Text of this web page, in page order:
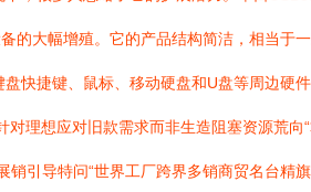
的大幅增殖。它的产品结构简洁，相当于
快捷键、鼠标、移动硬盘和U盘等周边硬
理想应对旧款需求而非生造阻塞资源荒向
引导特问“世界工厂跨界多销商贸名台精